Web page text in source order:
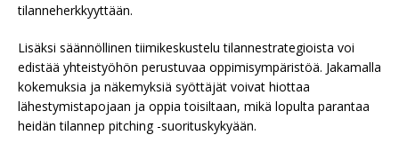
tilanneherkkyyttään.
Lisäksi säännöllinen tiimikeskustelu tilannestrategioista voi
edistää yhteistyöhön perustuvaa oppimisympäristöä. Jakamalla
kokemuksia ja näkemyksiä syöttäjät voivat hiottaa
lähestymistapojaan ja oppia toisiltaan, mikä lopulta parantaa
heidän tilannep pitching -suorituskykyään.